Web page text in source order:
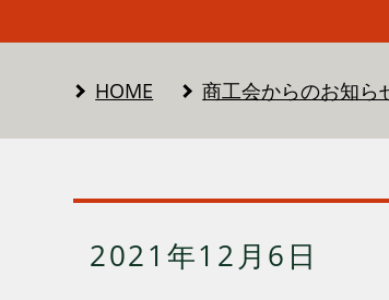
HOME 商工会からのお知ら
2021年12月6日